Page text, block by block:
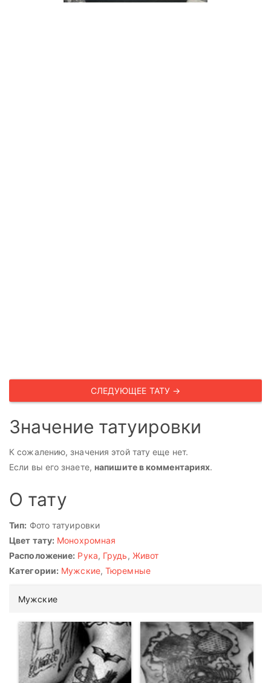
СЛЕДУЮЩЕЕ ТАТУ →
Значение татуировки
К сожалению, значения этой тату еще нет.
Если вы его знаете, напишите в комментариях.
О тату
Тип: Фото татуировки
Цвет тату: Монохромная
Расположение: Рука, Грудь, Живот
Категории: Мужские,Тюремные
Мужские